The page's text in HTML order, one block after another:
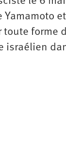
Yamamoto
toute forme
israélien